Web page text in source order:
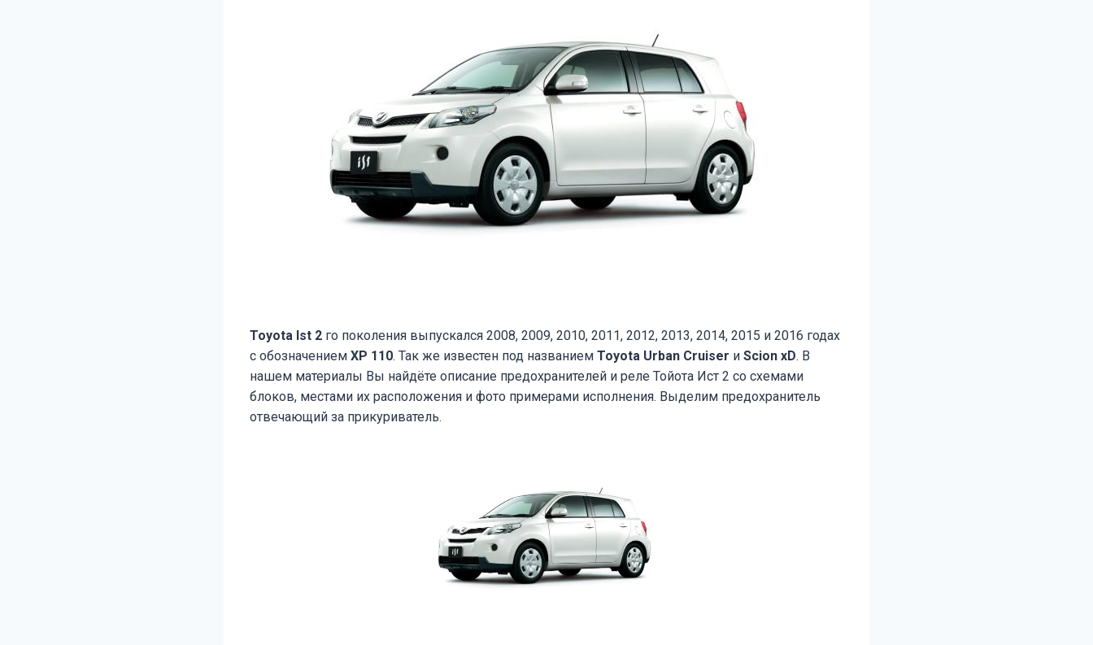
Toyota Ist 2 го поколения выпускался 2008, 2009, 2010, 2011, 2012, 2013, 2014, 2015 и 2016 годах
с обозначением XP 110. Так же известен под названием Toyota Urban Cruiser и Scion xD. В
нашем материалы Вы найдёте описание предохранителей и реле Тойота Ист 2 со схемами
блоков, местами их расположения и фото примерами исполнения. Выделим предохранитель
отвечающий за прикуриватель.